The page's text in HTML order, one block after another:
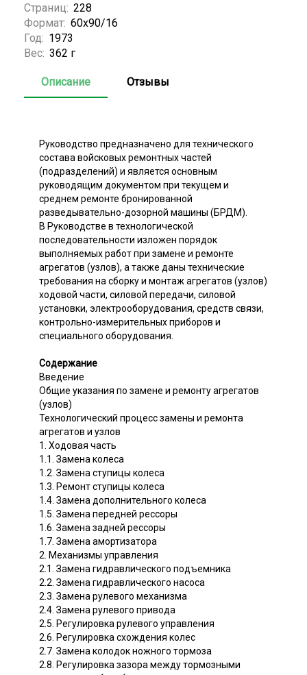
Страниц: 228
Формат: 60х90/16
Год: 1973
Вес: 362 г
Описание Отзывы
Руководство предназначено для технического
состава войсковых ремонтных частей
(подразделений) и является основным
руководящим документом при текущем и
среднем ремонте бронированной
разведывательно-дозорной машины (БРДМ).
В Руководстве в технологической
последовательности изложен порядок
выполняемых работ при замене и ремонте
агрегатов (узлов), а также даны технические
требования на сборку и монтаж агрегатов (узлов)
ходовой части, силовой передачи, силовой
установки, электрооборудования, средств связи,
контрольно-измерительных приборов и
специального оборудования.
Содержание
Введение
Общие указания по замене и ремонту агрегатов
(узлов)
Технологический процесс замены и ремонта
агрегатов и узлов
1. Ходовая часть
1.1. Замена колеса
1.2. Замена ступицы колеса
1.3. Ремонт ступицы колеса
1.4. Замена дополнительного колеса
1.5. Замена передней рессоры
1.6. Замена задней рессоры
1.7. Замена амортизатора
2. Механизмы управления
2.1. Замена гидравлического подъемника
2.2. Замена гидравлического насоса
2.3. Замена рулевого механизма
2.4. Замена рулевого привода
2.5. Регулировка рулевого управления
2.6. Регулировка схождения колес
2.7. Замена колодок ножного тормоза
2.8. Регулировка зазора между тормозными